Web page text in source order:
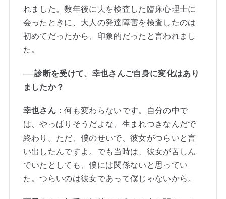
れました。数年後に夫を検査した臨床心理士に
会ったときに、大人の発達障害を検査したのは
初めてだったから、印象的だったと言われまし
た。
──診断を受けて、幸也さんご自身に変化はあり
ましたか？
幸也さん：何も変わらないです。自分の中で
は、やっぱりそうだよな、生まれつきなんだで
終わり。ただ、僕のせいで、彼女がつらいと言
い出したんですよ。でも当時は、彼女が苦しん
でいたとしても、僕には関係ないと思ってい
た。つらいのは彼女であって僕じゃないから。